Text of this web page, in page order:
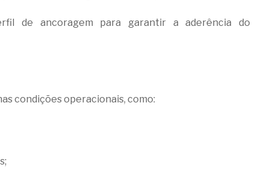
de ancoragem para garantir a aderência do
condições operacionais, como: